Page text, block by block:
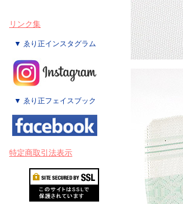
リンク集
▼ ゑり正インスタグラム
▼ ゑり正フェイスブック
特定商取引法表示